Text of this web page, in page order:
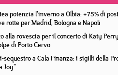
potenzia l'inverno a Olbia: +75% di
rotte per Madrid, Bologna e Napoli
alla rovescia per il concerto di Katy
di Porto Cervo
sequestro a Cala Finanza: i sigilli della
Joy"